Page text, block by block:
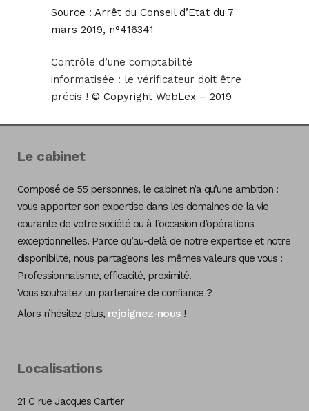
Source : Arrêt du Conseil d’Etat du 7
mars 2019, n°416341
Contrôle d’une comptabilité
informatisée : le vérificateur doit être
précis ! © Copyright WebLex – 2019
Le cabinet
Composé de 55 personnes, le cabinet n’a qu’une ambition :
vous apporter son expertise dans les domaines de la vie
courante de votre société ou à l’occasion d’opérations
exceptionnelles. Parce qu’au-delà de notre expertise et notre
disponibilité, nous partageons les mêmes valeurs que vous :
Professionnalisme, efficacité, proximité.
Vous souhaitez un partenaire de confiance ?
Alors n’hésitez plus, rejoignez-nous!
Localisations
21 C rue Jacques Cartier